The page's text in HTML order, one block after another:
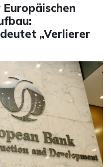
„Verlierer